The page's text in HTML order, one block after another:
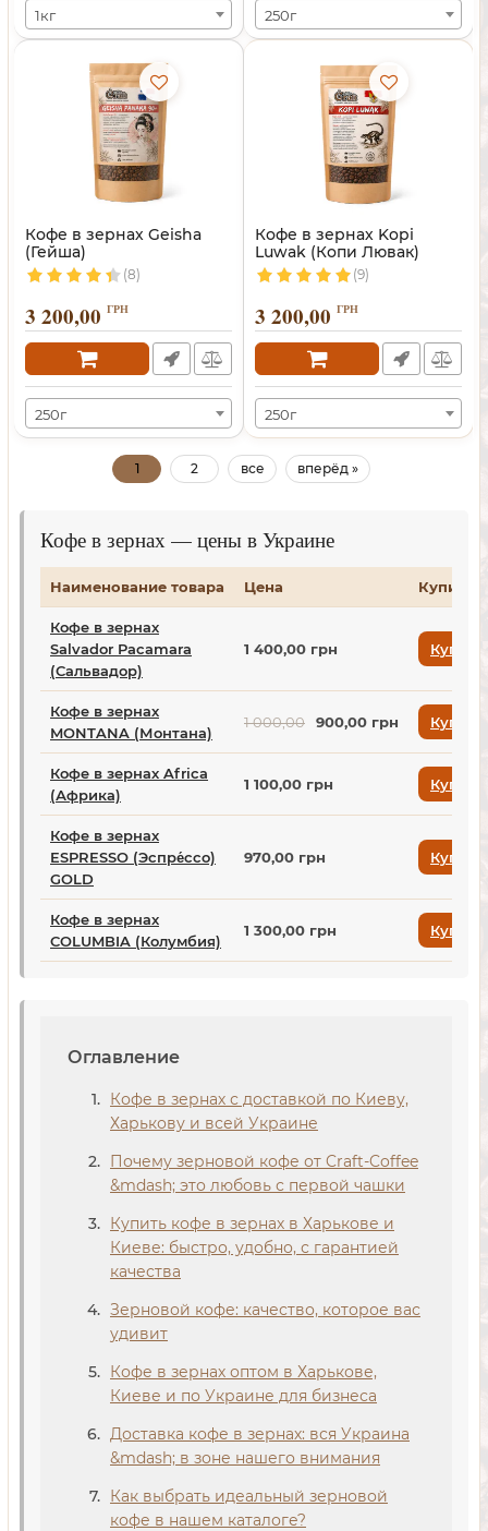
1кг 250г
Кофе в зернах Geisha
(Гейша)
(8)
3 200,00 ГРН
250г
Кофе в зернах Kopi
Luwak (Копи Лювак)
(9)
3 200,00 ГРН
250г
1 2 все вперёд »
Кофе в зернах — цены в Украине
Наименование товара Цена Купить
Кофе в зернах
Salvador Pacamara
(Сальвадор)
1 400,00 грн Купить
Кофе в зернах
MONTANA (Монтана)
1 000,00 900,00 грн Купить
Кофе в зернах Africa
(Африка)
1 100,00 грн Купить
Кофе в зернах
ESPRESSO (Эспре́ссо)
GOLD
970,00 грн Купить
Кофе в зернах
COLUMBIA (Колумбия)
1 300,00 грн Купить
Оглавление
Кофе в зернах с доставкой по Киеву,
Харькову и всей Украине
Почему зерновой кофе от Craft-Coffee
&mdash; это любовь с первой чашки
Купить кофе в зернах в Харькове и
Киеве: быстро, удобно, с гарантией
качества
Зерновой кофе: качество, которое вас
удивит
Кофе в зернах оптом в Харькове,
Киеве и по Украине для бизнеса
Доставка кофе в зернах: вся Украина
&mdash; в зоне нашего внимания
Как выбрать идеальный зерновой
кофе в нашем каталоге?